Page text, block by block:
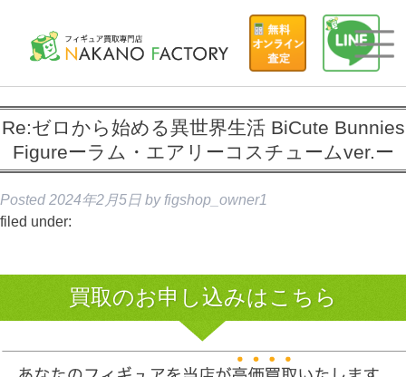
Re:ゼロから始める異世界生活 BiCute Bunnies
Figureーラム・エアリーコスチュームver.ー
Posted 2024年2月5日 by figshop_owner1
filed under:
買取のお申し込みはこちら